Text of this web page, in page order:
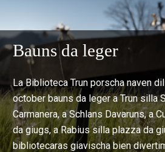
Bauns da leger
La Biblioteca Trun porscha naven
october bauns da leger a Trun silla
Carmanera, a Schlans Davaruns, a
da giugs, a Rabius silla plazza da
bibliotecaras giavischa bien